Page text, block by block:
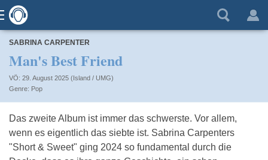
SABRINA CARPENTER
Man's Best Friend
VÖ: 29. August 2025 (Island / UMG)
Pop
Das zweite Album ist immer das schwerste. Vor allem,
wenn es eigentlich das siebte ist. Sabrina Carpenters
"Short & Sweet" ging 2024 so fundamental durch die